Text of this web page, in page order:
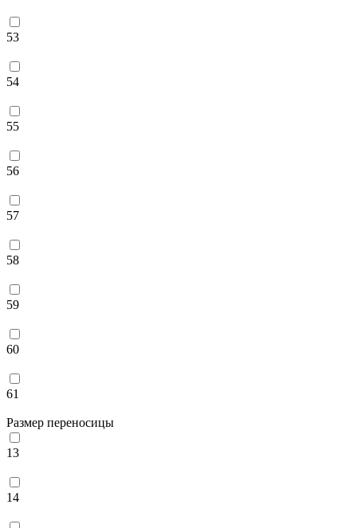
53
54
55
56
57
58
59
60
61
Размер переносицы
13
14